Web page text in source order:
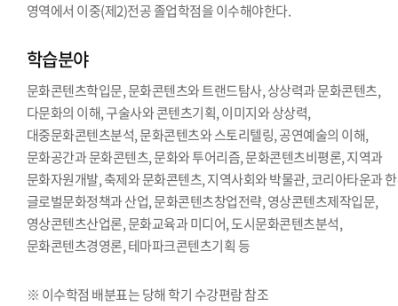
영역에서 이중(제2)전공 졸업학점을 이수해야한다.
학습분야
문화콘텐츠학입문, 문화콘텐츠와 트랜드탐사, 상상력과 문화콘텐츠,
다문화의 이해, 구술사와 콘텐츠기획, 이미지와 상상력,
대중문화콘텐츠분석, 문화콘텐츠와 스토리텔링, 공연예술의 이해,
문화공간과 문화콘텐츠, 문화와 투어리즘, 문화콘텐츠비평론, 지역과
문화자원개발, 축제와 문화콘텐츠, 지역사회와 박물관, 코리아타운과
글로벌문화정책과 산업, 문화콘텐츠창업전략, 영상콘텐츠제작입문,
영상콘텐츠산업론, 문화교육과 미디어, 도시문화콘텐츠분석,
문화콘텐츠경영론, 테마파크콘텐츠기획 등
※ 이수학점 배분표는 당해 학기 수강편람 참조